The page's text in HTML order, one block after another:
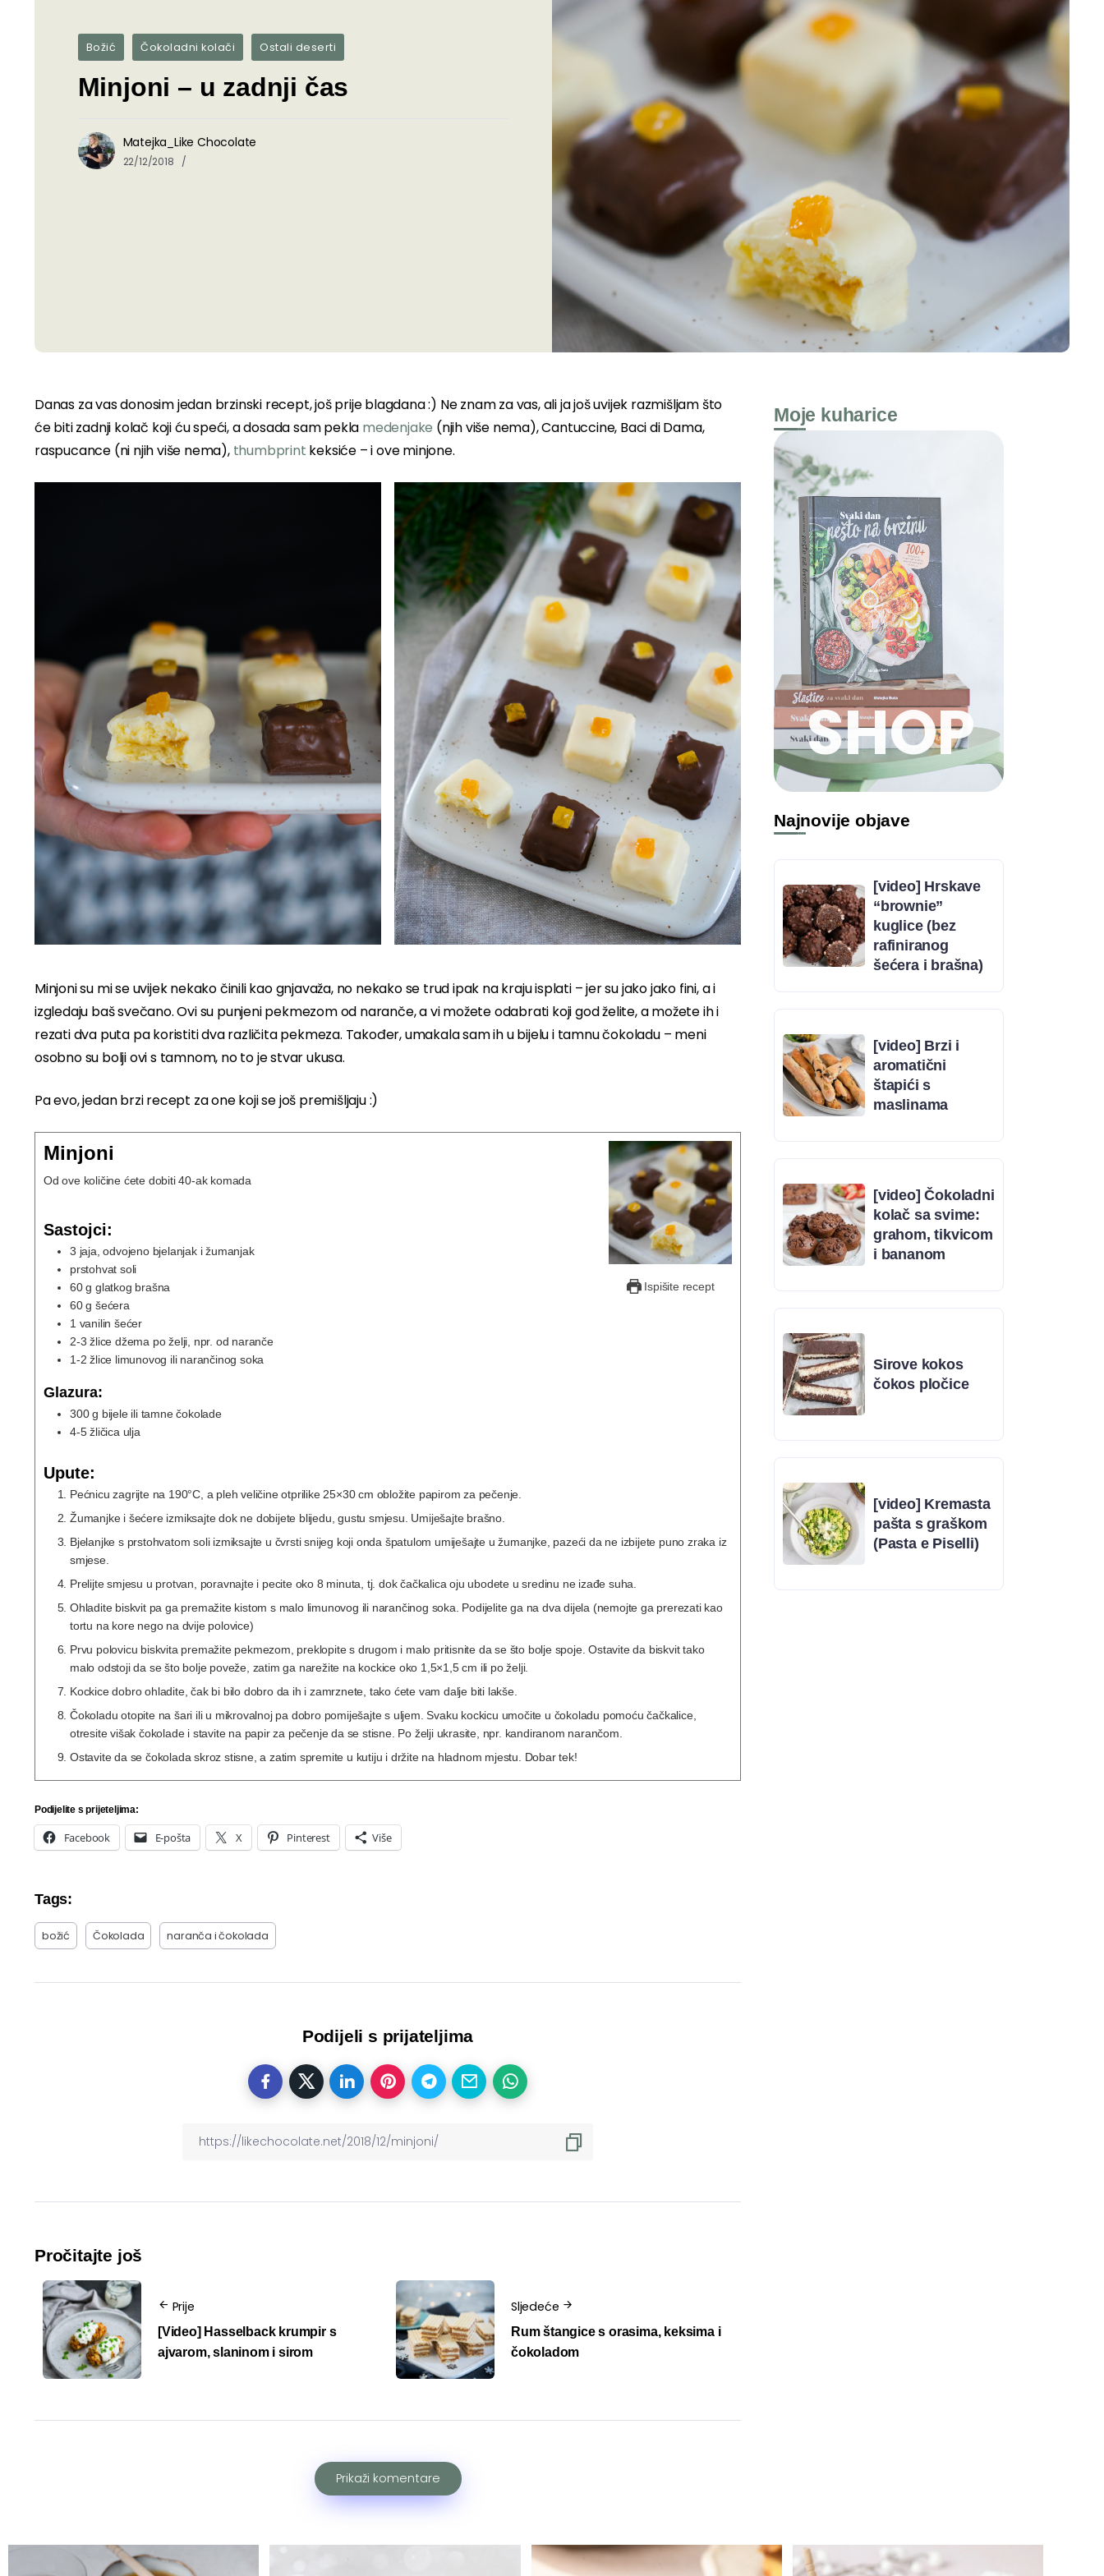
Božić Čokoladni kolači Ostali deserti
Minjoni – u zadnji čas
Matejka_Like Chocolate
22/12/2018
Danas za vas donosim jedan brzinski recept, još prije blagdana :) Ne znam za vas, ali ja još uvijek razmišljam što
će biti zadnji kolač koji ću speći, a dosada sam pekla medenjake (njih više nema), Cantuccine, Baci di Dama,
raspucance (ni njih više nema), thumbprint keksiće – i ove minjone.
Minjoni su mi se uvijek nekako činili kao gnjavaža, no nekako se trud ipak na kraju isplati – jer su jako jako fini, a i
izgledaju baš svečano. Ovi su punjeni pekmezom od naranče, a vi možete odabrati koji god želite, a možete ih i
rezati dva puta pa koristiti dva različita pekmeza. Također, umakala sam ih u bijelu i tamnu čokoladu – meni
osobno su bolji ovi s tamnom, no to je stvar ukusa.
Pa evo, jedan brzi recept za one koji se još premišljaju :)
Ispišite recept
Minjoni
Od ove količine ćete dobiti 40-ak komada
Sastojci:
3 jaja, odvojeno bjelanjak i žumanjak
prstohvat soli
60 g glatkog brašna
60 g šećera
1 vanilin šećer
2-3 žlice džema po želji, npr. od naranče
1-2 žlice limunovog ili narančinog soka
Glazura:
300 g bijele ili tamne čokolade
4-5 žličica ulja
Upute:
Pećnicu zagrijte na 190°C, a pleh veličine otprilike 25×30 cm obložite papirom za pečenje.
Žumanjke i šećere izmiksajte dok ne dobijete blijedu, gustu smjesu. Umiješajte brašno.
Bjelanjke s prstohvatom soli izmiksajte u čvrsti snijeg koji onda špatulom umiješajte u žumanjke, pazeći da ne izbijete puno zraka iz
smjese.
Prelijte smjesu u protvan, poravnajte i pecite oko 8 minuta, tj. dok čačkalica oju ubodete u sredinu ne izađe suha.
Ohladite biskvit pa ga premažite kistom s malo limunovog ili narančinog soka. Podijelite ga na dva dijela (nemojte ga prerezati kao
tortu na kore nego na dvije polovice)
Prvu polovicu biskvita premažite pekmezom, preklopite s drugom i malo pritisnite da se što bolje spoje. Ostavite da biskvit tako
malo odstoji da se što bolje poveže, zatim ga narežite na kockice oko 1,5×1,5 cm ili po želji.
Kockice dobro ohladite, čak bi bilo dobro da ih i zamrznete, tako ćete vam dalje biti lakše.
Čokoladu otopite na šari ili u mikrovalnoj pa dobro pomiješajte s uljem. Svaku kockicu umočite u čokoladu pomoću čačkalice,
otresite višak čokolade i stavite na papir za pečenje da se stisne. Po želji ukrasite, npr. kandiranom narančom.
Ostavite da se čokolada skroz stisne, a zatim spremite u kutiju i držite na hladnom mjestu. Dobar tek!
Podijelite s prijeteljima:
Facebook E-pošta X Pinterest Više
Tags:
božić Čokolada naranča i čokolada
Podijeli s prijateljima
Pročitajte još
Prije
[Video] Hasselback krumpir s
ajvarom, slaninom i sirom
Sljedeće
Rum štangice s orasima, keksima i
čokoladom
Prikaži komentare
Moje kuharice
SHOP
Najnovije objave
[video] Hrskave
“brownie”
kuglice (bez
rafiniranog
šećera i brašna)
[video] Brzi i
aromatični
štapići s
maslinama
[video] Čokoladni
kolač sa svime:
grahom, tikvicom
i bananom
Sirove kokos
čokos pločice
[video] Kremasta
pašta s graškom
(Pasta e Piselli)